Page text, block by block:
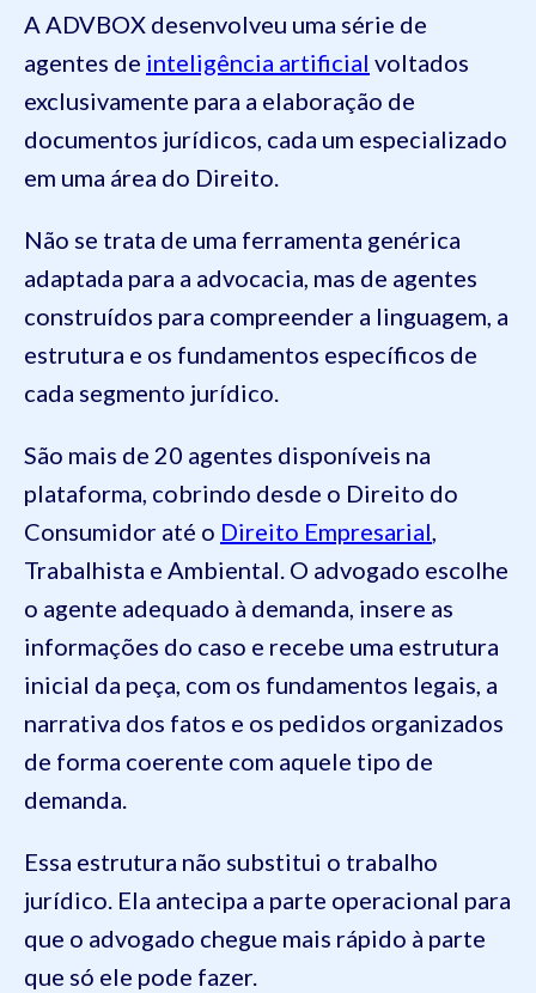
A ADVBOX desenvolveu uma série de
agentes de inteligência artificial voltados
exclusivamente para a elaboração de
documentos jurídicos, cada um especializado
em uma área do Direito.
Não se trata de uma ferramenta genérica
adaptada para a advocacia, mas de agentes
construídos para compreender a linguagem, a
estrutura e os fundamentos específicos de
cada segmento jurídico.
São mais de 20 agentes disponíveis na
plataforma, cobrindo desde o Direito do
Consumidor até o Direito Empresarial,
Trabalhista e Ambiental. O advogado escolhe
o agente adequado à demanda, insere as
informações do caso e recebe uma estrutura
inicial da peça, com os fundamentos legais, a
narrativa dos fatos e os pedidos organizados
de forma coerente com aquele tipo de
demanda.
Essa estrutura não substitui o trabalho
jurídico. Ela antecipa a parte operacional para
que o advogado chegue mais rápido à parte
que só ele pode fazer.